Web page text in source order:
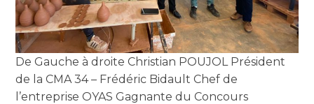
De Gauche à droite Christian POUJOL Président
de la CMA 34 – Frédéric Bidault Chef de
l’entreprise OYAS Gagnante du Concours